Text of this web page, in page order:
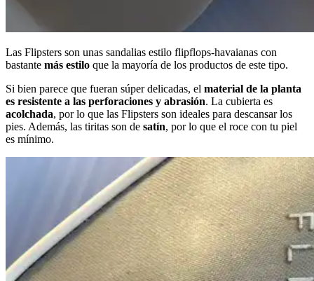
Las Flipsters son unas sandalias estilo flipflops-havaianas con
bastante más estilo que la mayoría de los productos de este tipo.
Si bien parece que fueran súper delicadas, el material de la planta
es resistente a las perforaciones y abrasión. La cubierta es
acolchada, por lo que las Flipsters son ideales para descansar los
pies. Además, las tiritas son de satín, por lo que el roce con tu piel
es mínimo.